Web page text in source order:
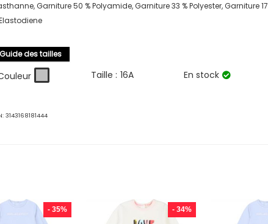
Garniture 50 % Polyamide, Garniture 33 % Polyester, Garniture 17
Guide des tailles
Taille : 16A En stock
3143168181444
- 35% - 34%